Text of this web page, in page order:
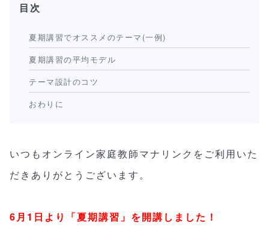
目次
夏期講習でオススメのテーマ(一例)
夏期講習の平均モデル
テーマ設計のコツ
おわりに
いつもオンライン家庭教師マナリンクをご利用いた
だきありがとうございます。
6月1日より「夏期講習」を開講しました！